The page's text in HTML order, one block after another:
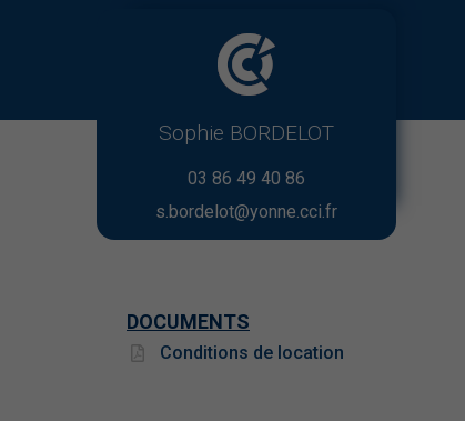
Sophie BORDELOT
03 86 49 40 86
s.bordelot@yonne.cci.fr
DOCUMENTS
Conditions de location